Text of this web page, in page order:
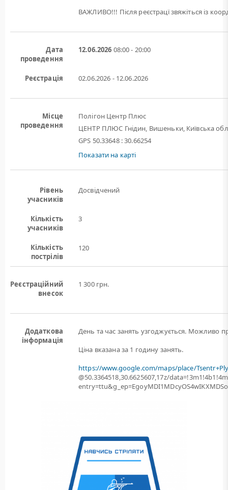
ВАЖЛИВО!!! Після реєстрацї звяжіться із
Дата
проведення
12.06.2026 08:00 - 20:00
Реєстрація 02.06.2026 - 12.06.2026
Місце
проведення
Полігон Центр Плюс
ЦЕНТР ПЛЮС Гнідин, Вишеньки, Київська
GPS 50.33648 : 30.66254
Показати на карті
Рівень
учасників
Досвідчений
Кількість
учасників
3
Кількість
пострілів
120
Реєстраційний
внесок
1 300 грн.
Додаткова
інформація
День та час занять узгоджується. Можливо
Ціна вказана за 1 годину занять.
https://www.google.com/maps/place/
@50.3364518,30.6625607,17z/